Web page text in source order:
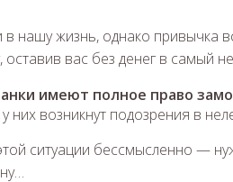
нашу жизнь, однако привычка
вас без денег в самый
имеют полное право
возникнут подозрения в
ситуации бессмысленно —